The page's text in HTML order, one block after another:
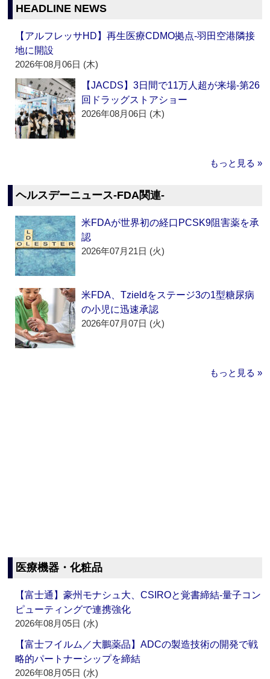
HEADLINE NEWS
【アルフレッサHD】再生医療CDMO拠点‐羽田空港隣接
地に開設
2026年08月06日 (木)
【JACDS】3日間で11万人超が来場‐第26
回ドラッグストアショー
2026年08月06日 (木)
もっと見る »
ヘルスデーニュース‐FDA関連‐
米FDAが世界初の経口PCSK9阻害薬を承
認
2026年07月21日 (火)
米FDA、Tzieldをステージ3の1型糖尿病
の小児に迅速承認
2026年07月07日 (火)
もっと見る »
医療機器・化粧品
【富士通】豪州モナシュ大、CSIROと覚書締結‐量子コン
ピューティングで連携強化
2026年08月05日 (水)
【富士フイルム／大鵬薬品】ADCの製造技術の開発で戦
略的パートナーシップを締結
2026年08月05日 (水)